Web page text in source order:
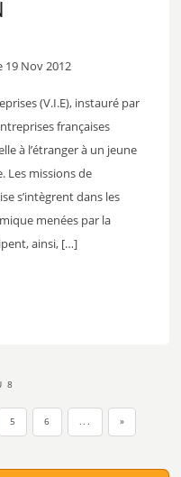
19 Nov 2012
(V.I.E), instauré par
françaises
à l’étranger à un jeune
Les missions de
s’intègrent dans les
menées par la
ainsi, […]
8
5 6 ... »